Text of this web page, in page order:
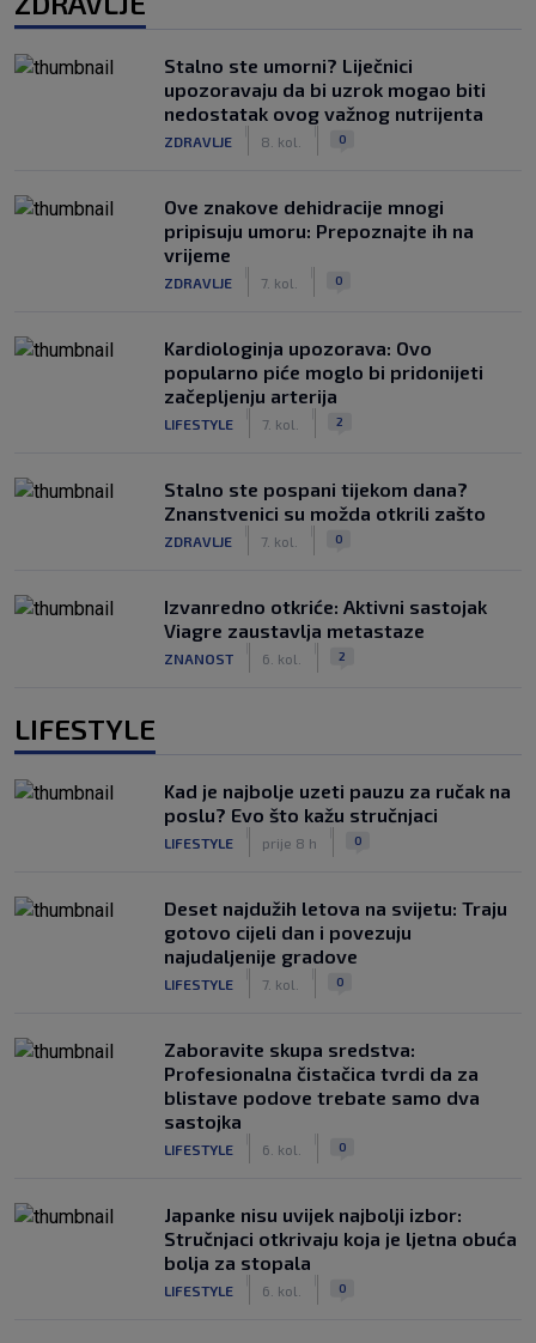
Stalno ste umorni? Liječnici
upozoravaju da bi uzrok mogao biti
nedostatak ovog važnog nutrijenta
ZDRAVLJE 8. kol. 0
Ove znakove dehidracije mnogi
pripisuju umoru: Prepoznajte ih na
vrijeme
ZDRAVLJE 7. kol. 0
Kardiologinja upozorava: Ovo
popularno piće moglo bi pridonijeti
začepljenju arterija
LIFESTYLE 7. kol. 2
Stalno ste pospani tijekom dana?
Znanstvenici su možda otkrili zašto
ZDRAVLJE 7. kol. 0
Izvanredno otkriće: Aktivni sastojak
Viagre zaustavlja metastaze
ZNANOST 6. kol. 2
LIFESTYLE
Kad je najbolje uzeti pauzu za ručak na
poslu? Evo što kažu stručnjaci
LIFESTYLE prije 8 h 0
Deset najdužih letova na svijetu: Traju
gotovo cijeli dan i povezuju
najudaljenije gradove
LIFESTYLE 7. kol. 0
Zaboravite skupa sredstva:
Profesionalna čistačica tvrdi da za
blistave podove trebate samo dva
sastojka
LIFESTYLE 6. kol. 0
Japanke nisu uvijek najbolji izbor:
Stručnjaci otkrivaju koja je ljetna obuća
bolja za stopala
LIFESTYLE 6. kol. 0